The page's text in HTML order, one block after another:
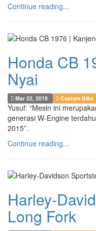
Continue reading...
Honda CB
Nyai
Mar 22, 2019 Custom Bike
Yusuf: “Mesin ini
generasi W-Engine
2015”.
Continue reading...
Harley-
Long Fork